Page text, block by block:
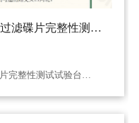
滤碟片完整性测试
完整性测试试验台…